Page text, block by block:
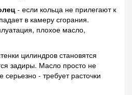
- если кольца не прилегают к
в камеру сгорания.
плохое масло,
цилиндров становятся
задиры. Масло просто не
- требует расточки